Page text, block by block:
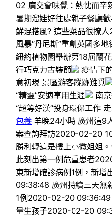
02 廣交會味覺：熱忱而
暑期溜娃好往處親子餐廳
鮮混搭風? 這些菜品很撩
風暴“丹尼斯”重創英國多
紐約植物園舉辦第18屆蘭
行巧克力古裝節
疫情下
意初現 景區游客蹤跡難覓
“精靈”安適享用生涯
南
“超等好漢”投身環保工作
包養 羊晚24小時 廣州這9
案查詢拜訪2020-02-20
勝利轉這是樓上小微姐姐
此刻出第一例危重患者
東新增確診病例1例，新
09:38:48 廣州持續三天無
1例2020-02-20 09:36:49
量生孩子2020-02-20